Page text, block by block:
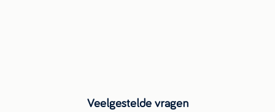
Veelgestelde vragen